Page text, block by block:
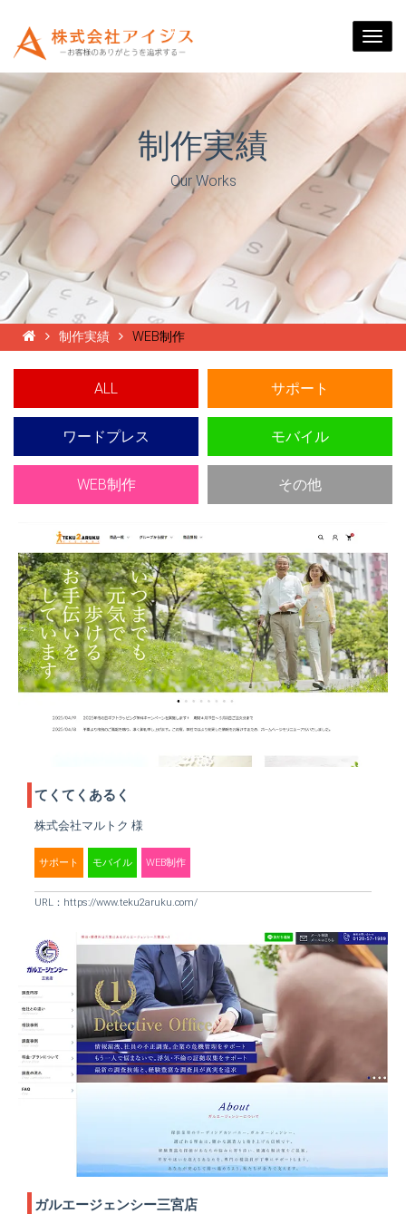
制作実績
Our Works
制作実績 WEB制作
ALL サポート
ワードプレス モバイル
WEB制作 その他
てくてくあるく
株式会社マルトク 様
サポート モバイル WEB制作
URL： https://www.teku2aruku.com/
ガルエージェンシー三宮店